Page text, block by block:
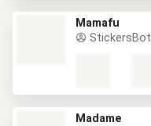
Mamafu
StickersBot
Madame